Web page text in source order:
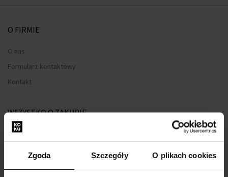
Zgoda Szczegóły O plikach cookies
O FIRMIE
O nas
Formularz kontaktowy
Kontakt
WSZYSTKO O ZAKUPIE
Program lojalnościowy